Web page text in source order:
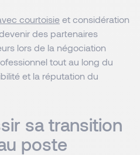
courtoisie et considération
des partenaires
lors de la négociation
tout au long du
et la réputation du
sa transition
poste